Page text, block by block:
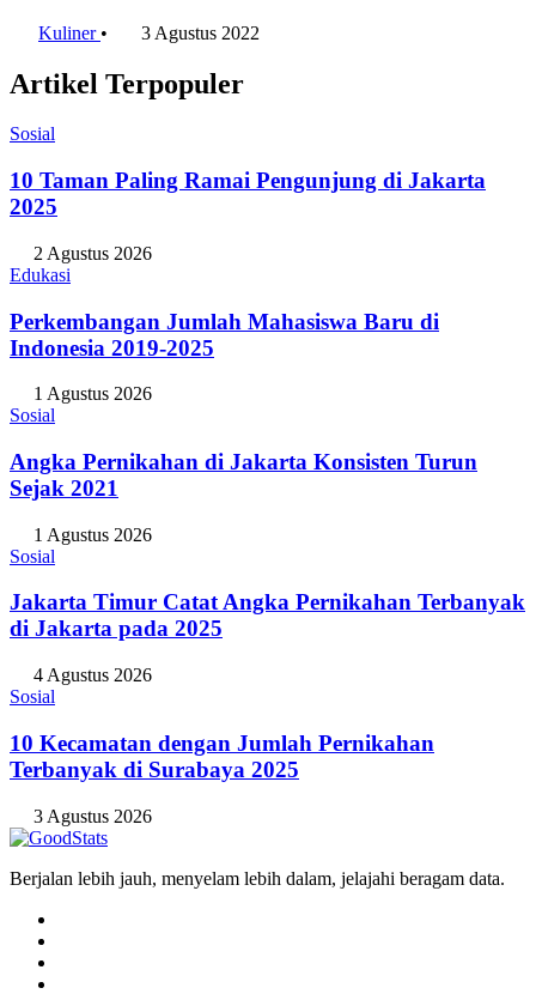
Kuliner • 3 Agustus 2022
Artikel Terpopuler
Sosial
10 Taman Paling Ramai Pengunjung di Jakarta
2025
2 Agustus 2026
Edukasi
Perkembangan Jumlah Mahasiswa Baru di
Indonesia 2019-2025
1 Agustus 2026
Sosial
Angka Pernikahan di Jakarta Konsisten Turun
Sejak 2021
1 Agustus 2026
Sosial
Jakarta Timur Catat Angka Pernikahan Terbanyak
di Jakarta pada 2025
4 Agustus 2026
Sosial
10 Kecamatan dengan Jumlah Pernikahan
Terbanyak di Surabaya 2025
3 Agustus 2026
Berjalan lebih jauh, menyelam lebih dalam, jelajahi beragam data.